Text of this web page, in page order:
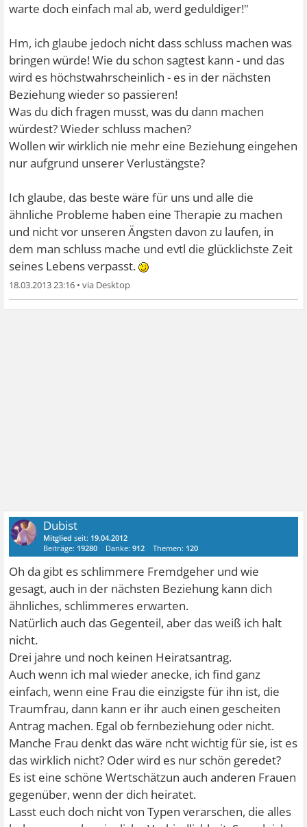
warte doch einfach mal ab, werd geduldiger!"
Hm, ich glaube jedoch nicht dass schluss machen was
bringen würde! Wie du schon sagtest kann - und das
wird es höchstwahrscheinlich - es in der nächsten
Beziehung wieder so passieren!
Was du dich fragen musst, was du dann machen
würdest? Wieder schluss machen?
Wollen wir wirklich nie mehr eine Beziehung eingehen
nur aufgrund unserer Verlustängste?
Ich glaube, das beste wäre für uns und alle die
ähnliche Probleme haben eine Therapie zu machen
und nicht vor unseren Ängsten davon zu laufen, in
dem man schluss mache und evtl die glücklichste Zeit
seines Lebens verpasst.
18.03.2013 23:16 •
Dubist
Mitglied seit: 19.04.2012
Beiträge: 19280 Danke:912 Themen: 120
Oh da gibt es schlimmere Fremdgeher und wie
gesagt, auch in der nächsten Beziehung kann dich
ähnliches, schlimmeres erwarten.
Natürlich auch das Gegenteil, aber das weiß ich halt
nicht.
Drei jahre und noch keinen Heiratsantrag.
Auch wenn ich mal wieder anecke, ich find ganz
einfach, wenn eine Frau die einzigste für ihn ist, die
Traumfrau, dann kann er ihr auch einen gescheiten
Antrag machen. Egal ob fernbeziehung oder nicht.
Manche Frau denkt das wäre ncht wichtig für sie, ist es
das wirklich nicht? Oder wird es nur schön geredet?
Es ist eine schöne Wertschätzun auch anderen Frauen
gegenüber, wenn der dich heiratet.
Lasst euch doch nicht von Typen verarschen, die alles